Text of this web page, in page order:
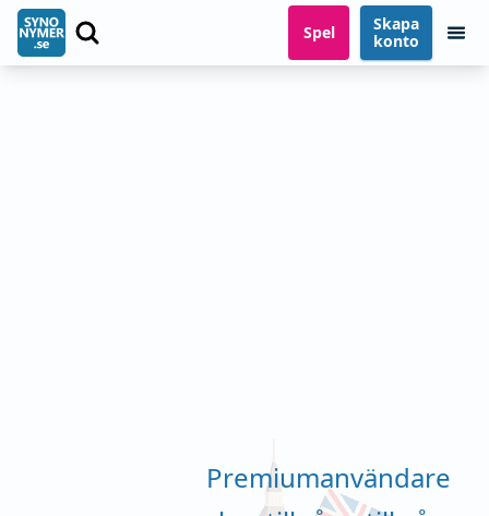
Spel
Skapa
konto
Premiumanvändare